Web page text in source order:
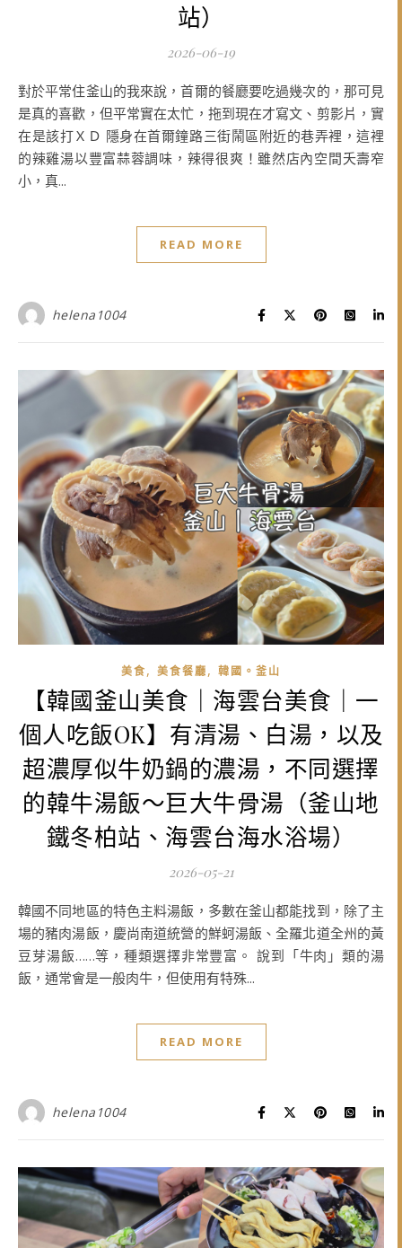
站）
2026-06-19
對於平常住釜山的我來說，首爾的餐廳要吃過幾次的，那可見
是真的喜歡，但平常實在太忙，拖到現在才寫文、剪影片，實
在是該打ＸＤ 隱身在首爾鐘路三街鬧區附近的巷弄裡，這裡
的辣雞湯以豐富蒜蓉調味，辣得很爽！雖然店內空間夭壽窄
小，真...
READ MORE
helena1004
美食, 美食餐廳, 韓國。釜山
【韓國釜山美食｜海雲台美食｜一
個人吃飯OK】有清湯、白湯，以及
超濃厚似牛奶鍋的濃湯，不同選擇
的韓牛湯飯～巨大牛骨湯（釜山地
鐵冬柏站、海雲台海水浴場）
2026-05-21
韓國不同地區的特色主料湯飯，多數在釜山都能找到，除了主
場的豬肉湯飯，慶尚南道統營的鮮蚵湯飯、全羅北道全州的黃
豆芽湯飯……等，種類選擇非常豐富。 說到「牛肉」類的湯
飯，通常會是一般肉牛，但使用有特殊...
READ MORE
helena1004